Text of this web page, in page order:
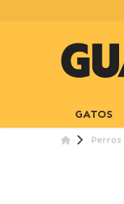
GATOS
Perros